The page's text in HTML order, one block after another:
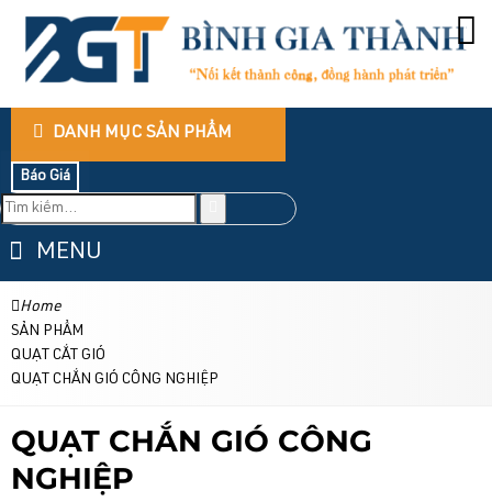
DANH MỤC SẢN PHẨM
Báo Giá
MENU
Home
SẢN PHẨM
QUẠT CẮT GIÓ
QUẠT CHẮN GIÓ CÔNG NGHIỆP
QUẠT CHẮN GIÓ CÔNG
NGHIỆP